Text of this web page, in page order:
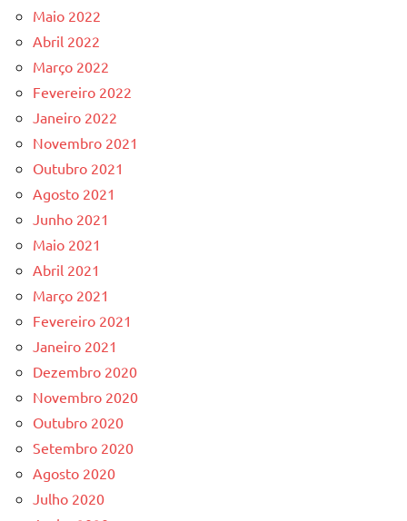
Maio 2022
Abril 2022
Março 2022
Fevereiro 2022
Janeiro 2022
Novembro 2021
Outubro 2021
Agosto 2021
Junho 2021
Maio 2021
Abril 2021
Março 2021
Fevereiro 2021
Janeiro 2021
Dezembro 2020
Novembro 2020
Outubro 2020
Setembro 2020
Agosto 2020
Julho 2020